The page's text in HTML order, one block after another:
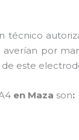
técnico
por
este
en Maza son: